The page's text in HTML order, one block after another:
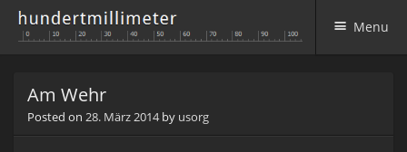
Menu
Am Wehr
Posted on 28. März 2014by usorg